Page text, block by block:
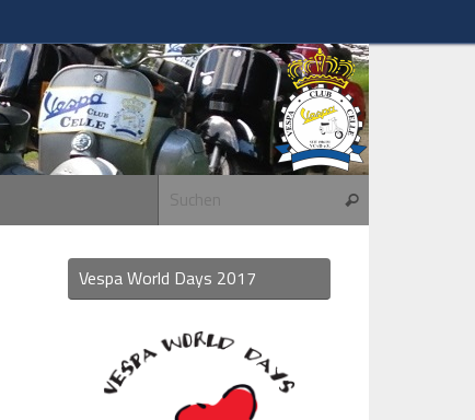
Suchen
Vespa World Days 2017